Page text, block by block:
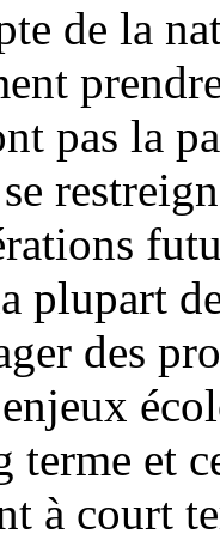
de la
pas la
plupart
des
et
à court